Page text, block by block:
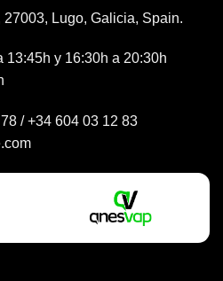
Lugo, Galicia, Spain.
13:45h y 16:30h a 20:30h
/+34 604 03 12 83